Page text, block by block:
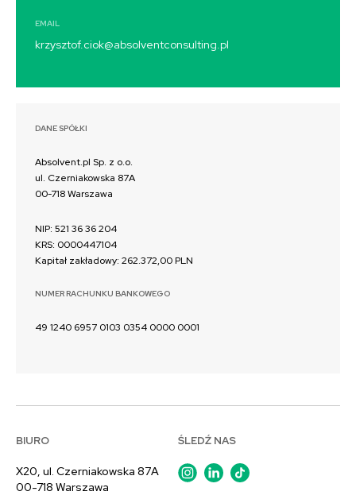
EMAIL
krzysztof.ciok@absolventconsulting.pl
DANE SPÓŁKI
Absolvent.pl Sp. z o.o.
ul. Czerniakowska 87A
00-718 Warszawa
NIP: 521 36 36 204
KRS: 0000447104
Kapitał zakładowy: 262.372,00 PLN
NUMER RACHUNKU BANKOWEGO
49 1240 6957 0103 0354 0000 0001
BIURO
X20, ul. Czerniakowska 87A
00-718 Warszawa
ŚLEDŹ NAS